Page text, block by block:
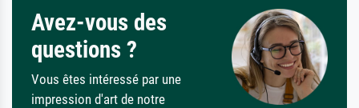
Avez-vous des
questions ?
Vous êtes intéressé par une
impression d'art de notre